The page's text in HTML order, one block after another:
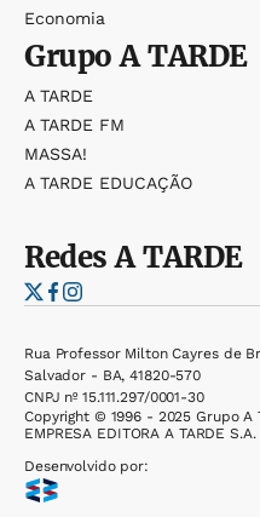
Economia
GrupoA TARDE
A TARDE
A TARDE FM
MASSA!
A TARDE EDUCAÇÃO
RedesA TARDE
Rua Professor Milton Cayres de
Salvador - BA, 41820-570
CNPJ nº 15.111.297/0001-30
Copyright © 1996 - 2025 Grupo A
EMPRESA EDITORA A TARDE S.A.
Desenvolvido por: